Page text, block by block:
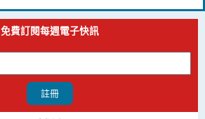
免費訂閱每週電子快訊
註冊